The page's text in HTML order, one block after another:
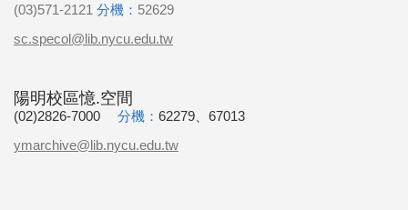
(03)571-2121 分機： 52629
sc.specol@lib.nycu.edu.tw
陽明校區憶.空間
(02)2826-7000 分機： 62279、67013
ymarchive@lib.nycu.edu.tw